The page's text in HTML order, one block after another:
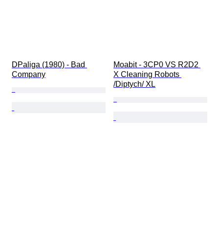
DPaliga (1980) - Bad
Company
Moabit - 3CP0 VS R2D2
X Cleaning Robots
/Diptych/ XL